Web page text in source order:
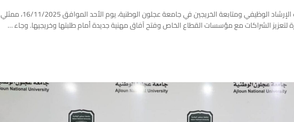
استضافت عمادة شؤون الطلبة من خلال مكتب الإرشاد الوظيفي ومتابعة الخريجين في جامعة عجلون الوطنية، يوم الأحد الموافق 16/11/2025، ممثلي
الشراكات مع مؤسسات القطاع الخاص وفتح آفاق مهنية جديدة أمام طلبتها وخريجيها. وجاء …